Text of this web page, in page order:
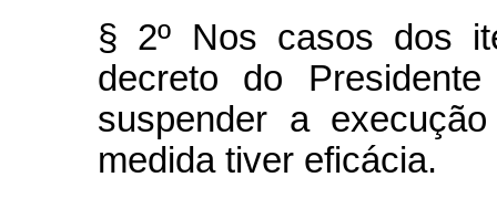
§ 2º Nos casos dos
decreto do
suspender a
medida tiver eficácia.